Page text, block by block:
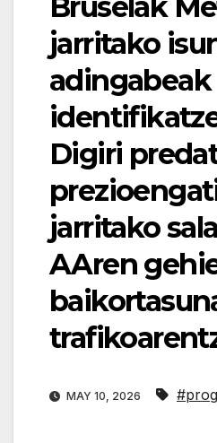
Bruselak
jarritako
adingabeak
Digiri
jarritako
AAren
MAY 10, 2026